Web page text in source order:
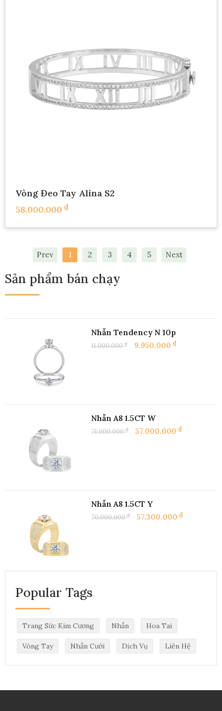
Vòng Đeo Tay Alina S2
58.000.000 ₫
Prev 1 2 3 4 5 Next
Sản phẩm bán chạy
9.990.000₫
11.000.000₫ 9.950.000₫
71.000.000₫ 57.000.000
70.000.000 ₫ 57.300.000
9.990.000
Nhẫn Tendency N 10p
Popular Tags
Trang Sức Kim Cương Nhẫn Hoa Tai
Vòng Tay Nhẫn Cưới Dịch Vụ Liên Hệ